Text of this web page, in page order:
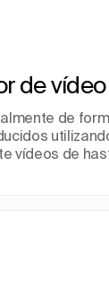
de
de
vídeos de